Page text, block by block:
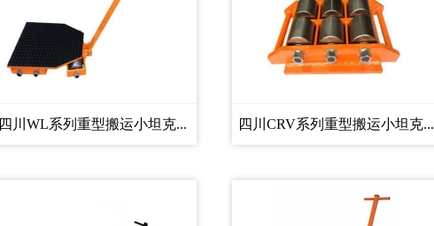
四川WL系列重型搬运小坦克... 四川CRV系列重型搬运小坦克...